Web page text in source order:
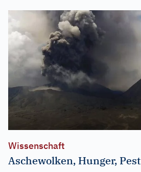
Wissenschaft
Aschewolken, Hunger, Pest